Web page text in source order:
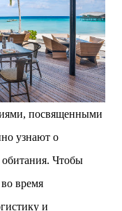
посвященными
узнают о
Чтобы
время
и